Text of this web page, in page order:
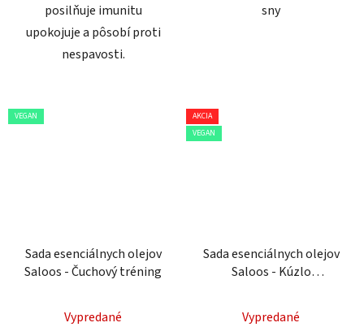
posilňuje imunitu
upokojuje a pôsobí proti
nespavosti.
sny
VEGAN
Sada esenciálnych olejov
Saloos - Čuchový tréning
Vypredané
AKCIA
VEGAN
Sada esenciálnych olejov
Saloos - Kúzlo
Vypredané